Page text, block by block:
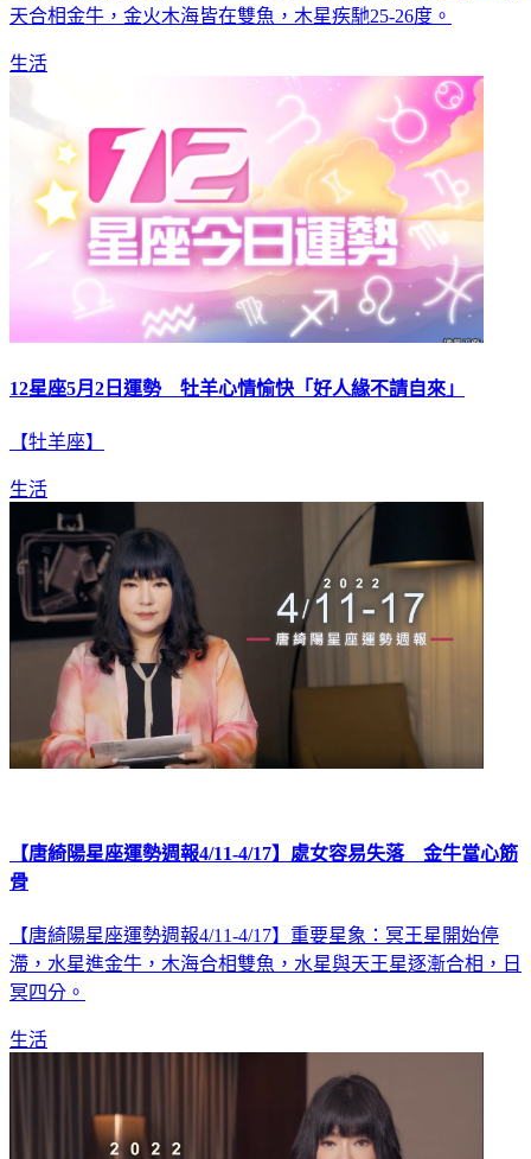
天合相金牛，金火木海皆在雙魚，木星疾馳25-26度。
生活
12星座5月2日運勢 牡羊心情愉快「好人緣不請自來」
【牡羊座】
生活
【唐綺陽星座運勢週報4/11-4/17】處女容易失落 金牛當心筋
骨
【唐綺陽星座運勢週報4/11-4/17】重要星象：冥王星開始停
滯，水星進金牛，木海合相雙魚，水星與天王星逐漸合相，日
冥四分。
生活